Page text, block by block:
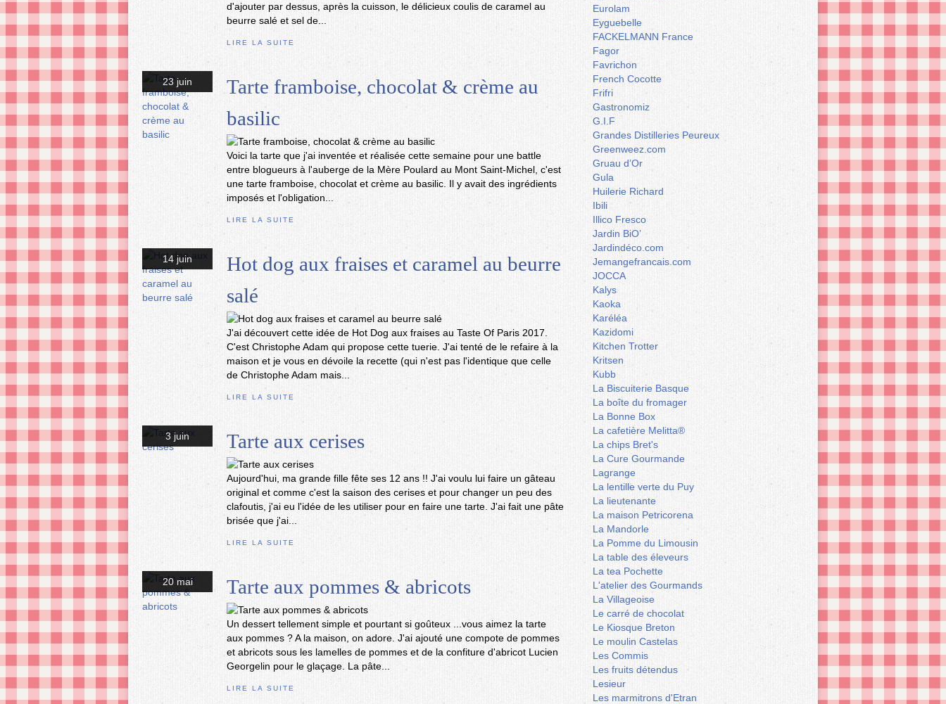
d'ajouter par dessus, après la cuisson, le délicieux coulis de caramel au
beurre salé et sel de...
LIRE LA SUITE
23 juin
Tarte framboise, chocolat & crème au
basilic
Voici la tarte que j'ai inventée et réalisée cette semaine pour une battle
entre blogueurs à l'auberge de la Mère Poulard au Mont Saint-Michel, c'est
une tarte framboise, chocolat et crème au basilic. Il y avait des ingrédients
imposés et l'obligation...
LIRE LA SUITE
14 juin
Hot dog aux fraises et caramel au beurre
salé
J'ai découvert cette idée de Hot Dog aux fraises au Taste Of Paris 2017.
C'est Christophe Adam qui propose cette tuerie. J'ai tenté de le refaire à la
maison et je vous en dévoile la recette (qui n'est pas l'identique que celle
de Christophe Adam mais...
LIRE LA SUITE
3 juin Tarte aux cerises
Aujourd'hui, ma grande fille fête ses 12 ans !! J'ai voulu lui faire un gâteau
original et comme c'est la saison des cerises et pour changer un peu des
clafoutis, j'ai eu l'idée de les utiliser pour en faire une tarte. J'ai fait une pâte
brisée que j'ai...
LIRE LA SUITE
20 mai Tarte aux pommes & abricots
Un dessert tellement simple et pourtant si goûteux ...vous aimez la tarte
aux pommes ? A la maison, on adore. J'ai ajouté une compote de pommes
et abricots sous les lamelles de pommes et de la confiture d'abricot Lucien
Georgelin pour le glaçage. La pâte...
LIRE LA SUITE
Eurolam
Eyguebelle
FACKELMANN France
Fagor
Favrichon
French Cocotte
Frifri
Gastronomiz
G.I.F
Grandes Distilleries Peureux
Greenweez.com
Gruau d’Or
Gula
Huilerie Richard
Ibili
Illico Fresco
Jardin BiO’
Jardindéco.com
Jemangefrancais.com
JOCCA
Kalys
Kaoka
Karéléa
Kazidomi
Kitchen Trotter
Kritsen
Kubb
La Biscuiterie Basque
La boîte du fromager
La Bonne Box
La cafetière Melitta®
La chips Bret's
La Cure Gourmande
Lagrange
La lentille verte du Puy
La lieutenante
La maison Petricorena
La Mandorle
La Pomme du Limousin
La table des éleveurs
La tea Pochette
L'atelier des Gourmands
La Villageoise
Le carré de chocolat
Le Kiosque Breton
Le moulin Castelas
Les Commis
Les fruits détendus
Lesieur
Les marmitrons d'Etran